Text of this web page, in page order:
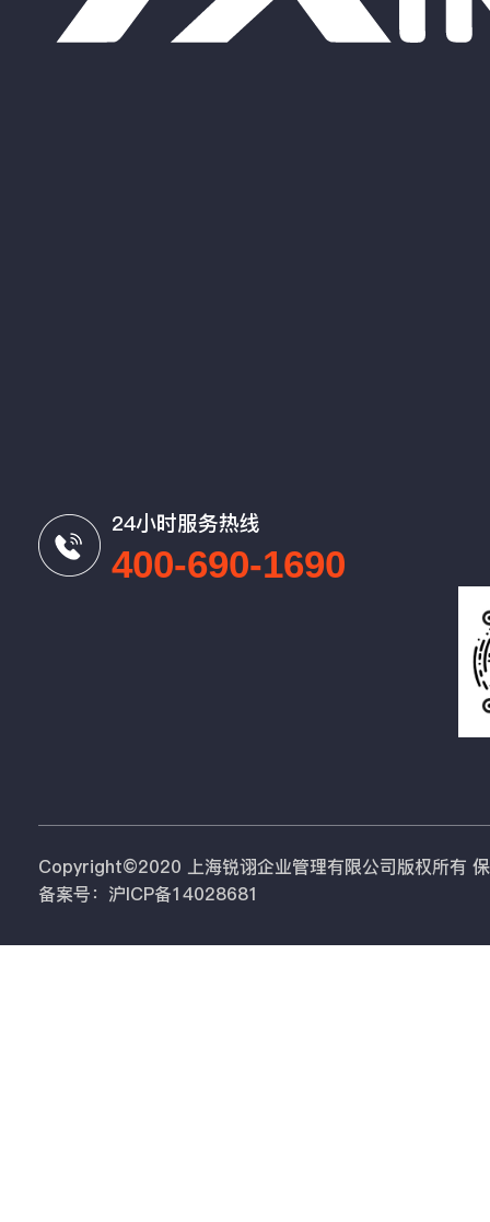
24小时服务热线
400-690-1690
Copyright©2020 上海锐诩企业管理有限公司版权所有
备案号：沪ICP备14028681